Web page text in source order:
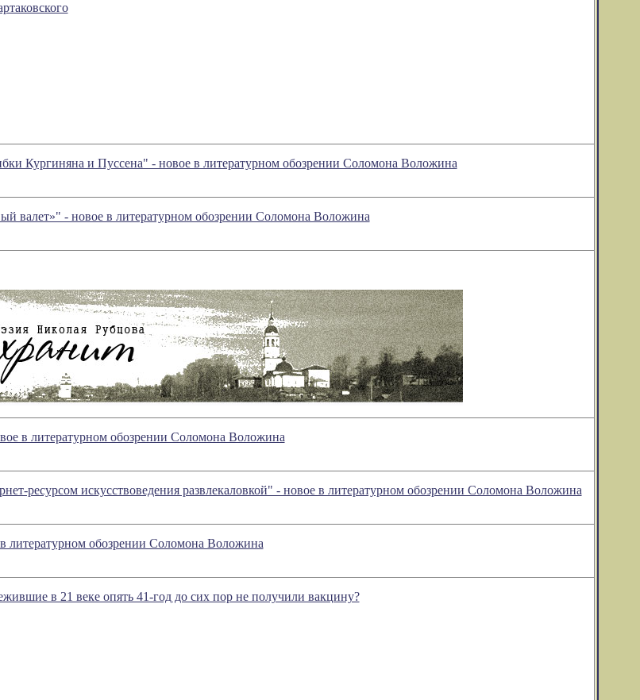
Кургиняна и Пуссена" - новое в литературном обозрении Соломона Воложина
валет»" - новое в литературном обозрении Соломона Воложина
в литературном обозрении Соломона Воложина
ресурсом искусствоведения развлекаловкой" - новое в литературном обозрении Соломона Воложина
литературном обозрении Соломона Воложина
в 21 веке опять 41-год до сих пор не получили вакцину?